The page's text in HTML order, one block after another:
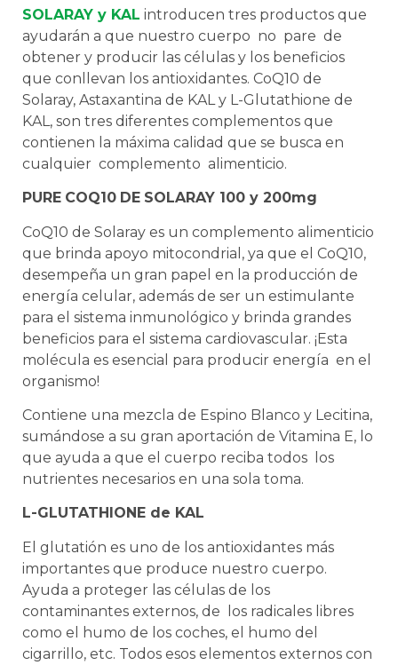
SOLARAY y KAL introducen tres productos que
ayudarán a que nuestro cuerpo no pare de
obtener y producir las células y los beneficios
que conllevan los antioxidantes. CoQ10 de
Solaray, Astaxantina de KAL y L-Glutathione de
KAL, son tres diferentes complementos que
contienen la máxima calidad que se busca en
cualquier complemento alimenticio.
PURE COQ10 DE SOLARAY 100 y 200mg
CoQ10 de Solaray es un complemento alimenticio
que brinda apoyo mitocondrial, ya que el CoQ10,
desempeña un gran papel en la producción de
energía celular, además de ser un estimulante
para el sistema inmunológico y brinda grandes
beneficios para el sistema cardiovascular. ¡Esta
molécula es esencial para producir energía en el
organismo!
Contiene una mezcla de Espino Blanco y Lecitina,
sumándose a su gran aportación de Vitamina E, lo
que ayuda a que el cuerpo reciba todos los
nutrientes necesarios en una sola toma.
L-GLUTATHIONE de KAL
El glutatión es uno de los antioxidantes más
importantes que produce nuestro cuerpo.
Ayuda a proteger las células de los
contaminantes externos, de los radicales libres
como el humo de los coches, el humo del
cigarrillo, etc. Todos esos elementos externos con